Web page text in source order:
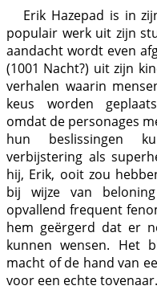
Erik Hazepad is in
populair werk uit zijn
aandacht wordt even
(1001 Nacht?) uit zijn
verhalen waarin
keus worden
omdat de personages
hun beslissingen
verbijstering als
hij, Erik, ooit zou
bij wijze van
opvallend frequent
hem geërgerd dat er
kunnen wensen. Het
macht of de hand van
voor een echte